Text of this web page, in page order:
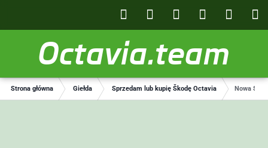
Octavia.team
Strona główna Giełda Sprzedam lub kupię Škodę Octavia Nowa